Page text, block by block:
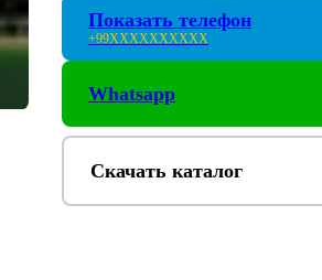
для наших клиентов.
Показать телефон
+99XXXXXXXXXX
Whatsapp
Скачать каталог